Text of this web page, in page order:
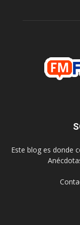
Este blog es donde